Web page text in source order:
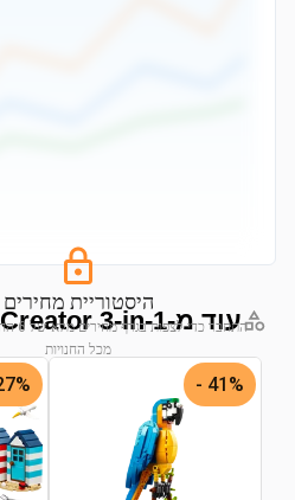
היסטוריית מחירים
התחבר
מכל החנויות
התחבר לצפייה בגרף
עוד מ-Creator 3-in-1
41% -
-